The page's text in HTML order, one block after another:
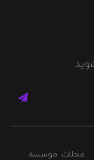
مجلات موسسه